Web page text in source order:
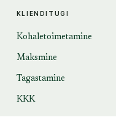
KLIENDITUGI
Kohaletoimetamine
Maksmine
Tagastamine
KKK